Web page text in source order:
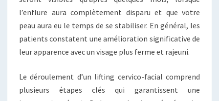
l’enflure aura complètement disparu et que votre
peau aura eu le temps de se stabiliser. En général, les
patients constatent une amélioration significative de
leur apparence avec un visage plus ferme et rajeuni.
Le déroulement d’un lifting cervico-facial comprend
plusieurs étapes clés qui garantissent une